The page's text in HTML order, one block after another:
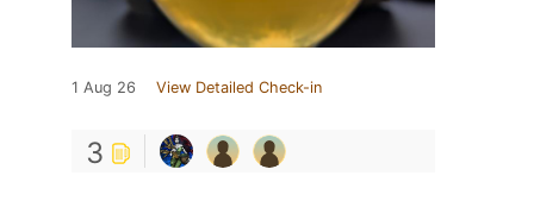
1 Aug 26 View Detailed Check-in
3